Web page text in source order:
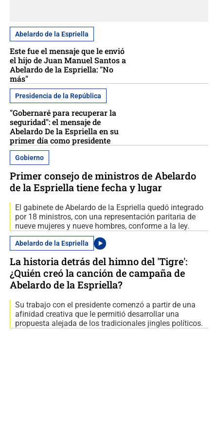
Abelardo de la Espriella
Este fue el mensaje que le envió
el hijo de Juan Manuel Santos a
Abelardo de la Espriella: "No
más"
Presidencia de la República
"Gobernaré para recuperar la
seguridad": el mensaje de
Abelardo De la Espriella en su
primer día como presidente
Gobierno
Primer consejo de ministros de Abelardo
de la Espriella tiene fecha y lugar
El gabinete de Abelardo de la Espriella quedó integrado
por 18 ministros, con una representación paritaria de
nueve mujeres y nueve hombres, conforme a la ley.
Abelardo de la Espriella
La historia detrás del himno del 'Tigre':
¿Quién creó la canción de campaña de
Abelardo de la Espriella?
Su trabajo con el presidente comenzó a partir de una
afinidad creativa que le permitió desarrollar una
propuesta alejada de los tradicionales jingles políticos.